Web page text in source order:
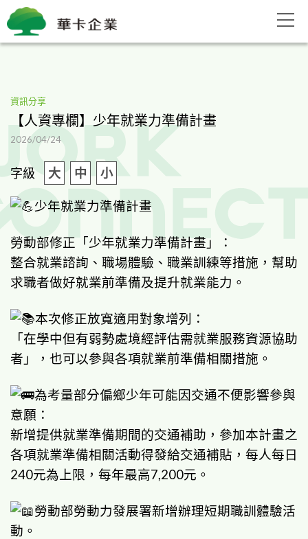
資訊分享
【人資專欄】少年就業力準備計畫
2026/04/24
字級 大 中 小
少年就業力準備計畫
勞動部修正「少年就業力準備計畫」：
整合就業諮詢、職場體驗、職業訓練等措施，幫助
求職者做好就業前準備及提升就業能力。
本次修正放寬適用對象增列：
「在學中但有弱勢處境經評估需就業服務資源協助
者」，也可以參與各項就業前準備相關措施。
為考量部分偏鄉少年可能因交通不便影響參與
意願：
新增提供就業準備期間的交通補助，參加本計畫之
各項就業準備相關活動得發給交通補貼，每人每日
240元為上限，每年最高7,200元。
勞動部勞動力發展署新增辦理短期職訓體驗活
動。